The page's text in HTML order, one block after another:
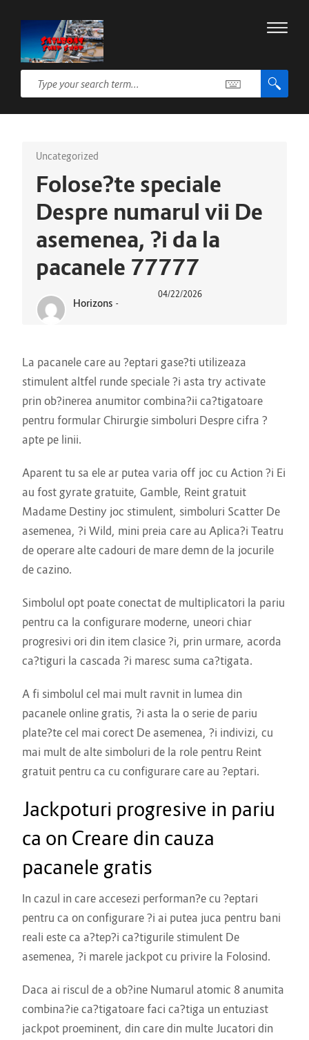
Uncategorized
Folose?te speciale
Despre numarul vii De
asemenea, ?i da la
pacanele 77777
Horizons -
04/22/2026
La pacanele care au ?eptari gase?ti utilizeaza
stimulent altfel runde speciale ?i asta try activate
prin ob?inerea anumitor combina?ii ca?tigatoare
pentru formular Chirurgie simboluri Despre cifra ?
apte pe linii.
Aparent tu sa ele ar putea varia off joc cu Action ?i Ei
au fost gyrate gratuite, Gamble, Reint gratuit
Madame Destiny joc stimulent, simboluri Scatter De
asemenea, ?i Wild, mini preia care au Aplica?i Teatru
de operare alte cadouri de mare demn de la jocurile
de cazino.
Simbolul opt poate conectat de multiplicatori la pariu
pentru ca la configurare moderne, uneori chiar
progresivi ori din item clasice ?i, prin urmare, acorda
ca?tiguri la cascada ?i maresc suma ca?tigata.
A fi simbolul cel mai mult ravnit in lumea din
pacanele online gratis, ?i asta la o serie de pariu
plate?te cel mai corect De asemenea, ?i indivizi, cu
mai mult de alte simboluri de la role pentru Reint
gratuit pentru ca cu configurare care au ?eptari.
Jackpoturi progresive in pariu
ca on Creare din cauza
pacanele gratis
In cazul in care accesezi performan?e cu ?eptari
pentru ca on configurare ?i ai putea juca pentru bani
reali este ca a?tep?i ca?tigurile stimulent De
asemenea, ?i marele jackpot cu privire la Folosind.
Daca ai riscul de a ob?ine Numarul atomic 8 anumita
combina?ie ca?tigatoare faci ca?tiga un entuziast
jackpot proeminent, din care din multe Jucatori din